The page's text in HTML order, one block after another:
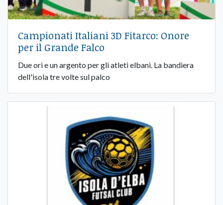
Campionati Italiani 3D Fitarco: Onore
per il Grande Falco
Due ori e un argento per gli atleti elbani. La bandiera
dell'isola tre volte sul palco